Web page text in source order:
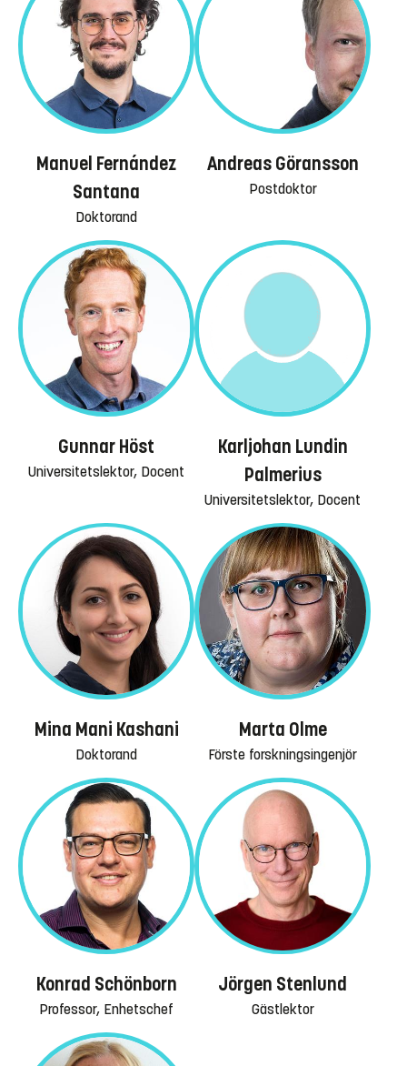
Manuel Fernández
Santana
Doktorand
Andreas Göransson
Postdoktor
Gunnar Höst
Universitetslektor, Docent
Karljohan Lundin
Palmerius
Universitetslektor, Docent
Mina Mani Kashani
Doktorand
Marta Olme
Förste forskningsingenjör
Konrad Schönborn
Professor, Enhetschef
Jörgen Stenlund
Gästlektor